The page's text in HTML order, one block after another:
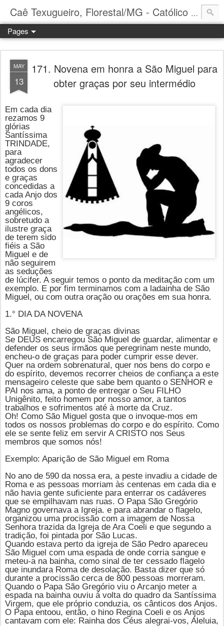
Caê Texugueiro, Florestal/MG - Católico Praticante
Pages
MAY
13
171. Novena em honra a São Miguel para
obter graças por seu intermédio
Em cada dia
rezamos 9
glórias
Santíssima
TRINDADE,
para
agradecer
todos os dons
e graças
concedidas a
cada Anjo dos
9 coros
angélicos,
sobretudo a
ilustre graça
de terem sido
fiéis a São
Miguel e de
não seguirem
as seduções
de lúcifer. A seguir temos o ponto da meditação com um
exemplo. E por fim terminamos com a ladainha de São
Miguel, ou com outra oração ou orações em sua honra.
1.° DIA DA NOVENA
São Miguel, cheio de graças divinas
Se DEUS encarregou São Miguel de guardar, alimentar e
defender os seus irmãos que peregrinam neste mundo,
encheu-o de graças para poder cumprir esse dever.
Quer na ordem sobrenatural, quer nos bens do corpo e
do espírito, devemos recorrer cheios de confiança a este
mensageiro celeste que sabe bem quanto o SENHOR e
PAI nos ama, a ponto de entregar o Seu FILHO
Unigênito, feito homem por nosso amor, a tantos
trabalhos e sofrimentos até à morte da Cruz.
Oh! Como São Miguel gosta que o invoque-mos em
todos os nossos problemas do corpo e do espírito. Como
ele se sente feliz em servir A CRISTO nos Seus
membros que somos nós!
Exemplo: Aparição de São Miguel em Roma
No ano de 590 da nossa era, a peste invadiu a cidade de
Roma e as pessoas morriam às centenas em cada dia e
não havia gente suficiente para enterrar os cadáveres
que se empilhavam nas ruas. O Papa São Gregório
Magno governava a Igreja. e para abrandar o flagelo,
organizou uma procissão com a imagem de Nossa
Senhora trazida da Igreja de Ara Coeli e que segundo a
tradição, foi pintada por São Lucas.
Quando estava perto da igreja de São Pedro apareceu
São Miguel com uma espada de onde corria sangue e
meteu-a na bainha, como sinal de ter cessado flagelo
que inundara Roma de desolação. Basta dizer que só
durante a procissão cerca de 800 pessoas morreram.
Quando o Papa São Gregório viu o Arcanjo meter a
espada na bainha ouviu á volta do quadro da Santíssima
Virgem, que ele próprio conduzia, os cânticos dos Anjos.
O Papa entoou, então, o hino Regina Coeli e os Anjos
cantavam com ele: Rainha dos Céus alegrai-vos, Aleluia,